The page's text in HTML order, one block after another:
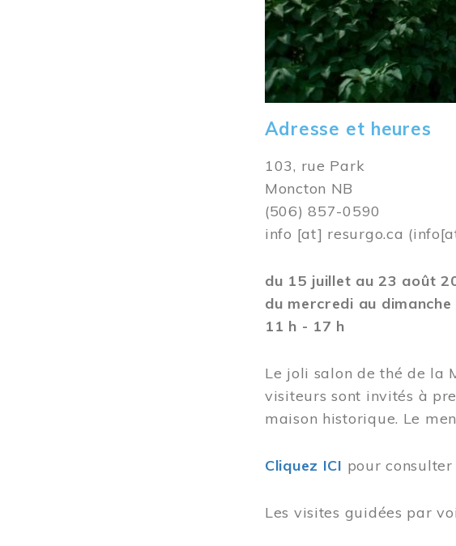
Adresse et heures
103, rue Park
Moncton NB
(506) 857-0590
info [at] resurgo.ca
du 15 juillet au 23 août
du mercredi au dimanche
11 h - 17 h
Le joli salon de thé de la
visiteurs sont invités à
maison historique. Le
Cliquez ICI pour
Les visites guidées par